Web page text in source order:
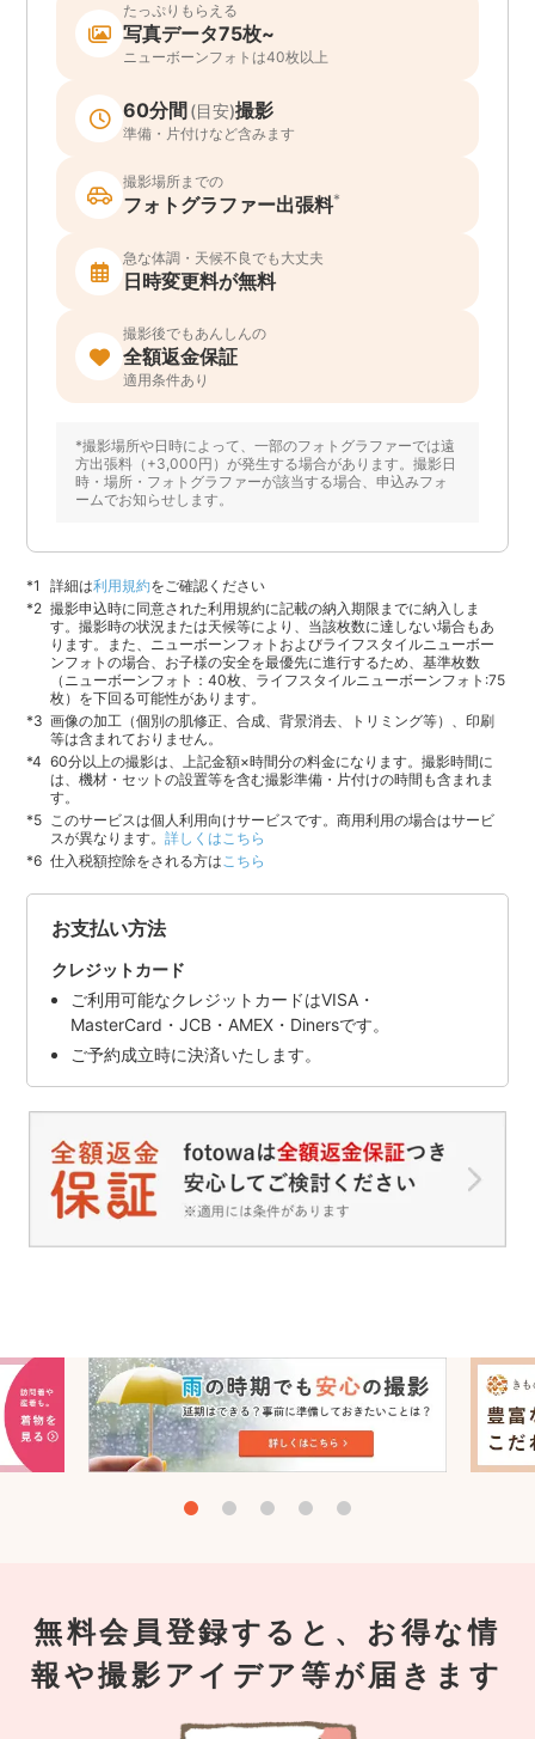
たっぷりもらえる
写真データ75枚~
ニューボーンフォトは40枚以上
60分間(目安)撮影
準備・片付けなど含みます
撮影場所までの
フォトグラファー出張料*
急な体調・天候不良でも大丈夫
日時変更料が無料
撮影後でもあんしんの
全額返金保証
適用条件あり
*撮影場所や日時によって、一部のフォトグラファーでは遠
方出張料（+3,000円）が発生する場合があります。撮影日
時・場所・フォトグラファーが該当する場合、申込みフォ
ームでお知らせします。
詳細は利用規約をご確認ください
撮影申込時に同意された利用規約に記載の納入期限までに納入しま
す。撮影時の状況または天候等により、当該枚数に達しない場合もあ
ります。また、ニューボーンフォトおよびライフスタイルニューボー
ンフォトの場合、お子様の安全を最優先に進行するため、基準枚数
（ニューボーンフォト：40枚、ライフスタイルニューボーンフォト:75
枚）を下回る可能性があります。
画像の加工（個別の肌修正、合成、背景消去、トリミング等）、印刷
等は含まれておりません。
60分以上の撮影は、上記金額×時間分の料金になります。撮影時間に
は、機材・セットの設置等を含む撮影準備・片付けの時間も含まれま
す。
このサービスは個人利用向けサービスです。商用利用の場合はサービ
スが異なります。詳しくはこちら
仕入税額控除をされる方はこちら
お支払い方法
クレジットカード
ご利用可能なクレジットカードはVISA・
MasterCard・JCB・AMEX・Dinersです。
ご予約成立時に決済いたします。
無料会員登録すると、お得な情
報や撮影アイデア等が届きます